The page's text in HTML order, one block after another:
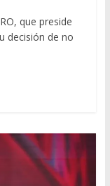
que preside
decisión de no